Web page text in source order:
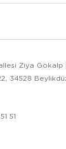
Ziya Gökalp
34528
51